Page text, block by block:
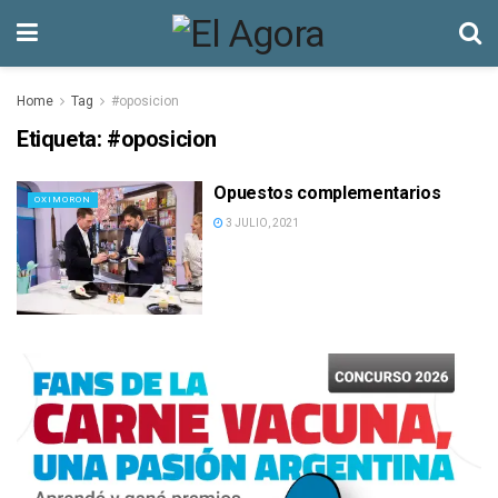
Home Tag #oposicion
Etiqueta: #oposicion
OXIMORON Opuestos complementarios
3 JULIO, 2021